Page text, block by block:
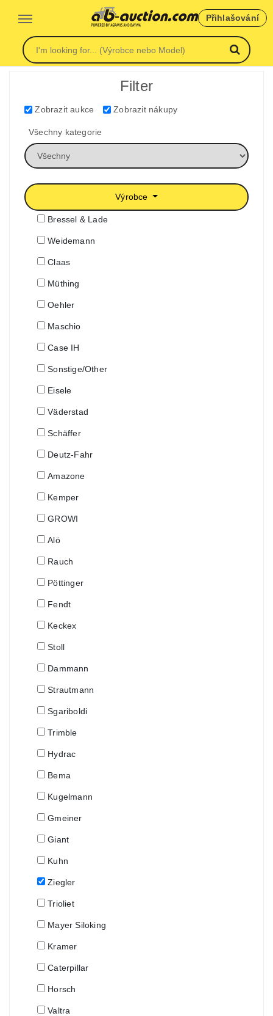
Přihlašování
Filter
Zobrazit aukce Zobrazit nákupy
Všechny kategorie
Výrobce
Bressel & Lade
Weidemann
Claas
Müthing
Oehler
Maschio
Case IH
Sonstige/Other
Eisele
Väderstad
Schäffer
Deutz-Fahr
Amazone
Kemper
GROWI
Alö
Rauch
Pöttinger
Fendt
Keckex
Stoll
Dammann
Strautmann
Sgariboldi
Trimble
Hydrac
Bema
Kugelmann
Gmeiner
Giant
Kuhn
Ziegler
Trioliet
Mayer Siloking
Kramer
Caterpillar
Horsch
Valtra